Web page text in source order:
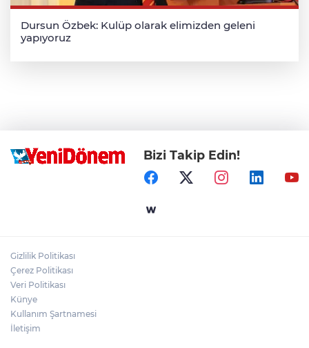
Dursun Özbek: Kulüp olarak elimizden geleni
yapıyoruz
Bizi Takip Edin!
Gizlilik Politikası
Çerez Politikası
Veri Politikası
Künye
Kullanım Şartnamesi
İletişim